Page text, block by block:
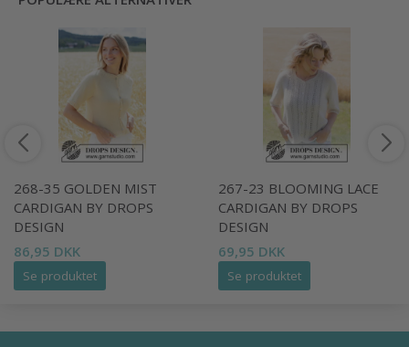
268-35 GOLDEN MIST
CARDIGAN BY DROPS
DESIGN
86,95 DKK
Se produktet
267-23 BLOOMING LACE
CARDIGAN BY DROPS
DESIGN
69,95 DKK
Se produktet